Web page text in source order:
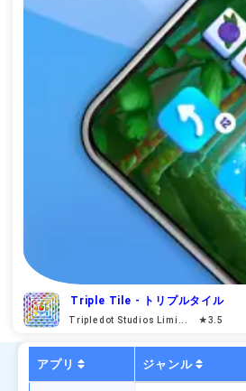
Triple Tile - トリプルタイル
Tripledot Studios Limi... ★3.5
アプリ ジャンル